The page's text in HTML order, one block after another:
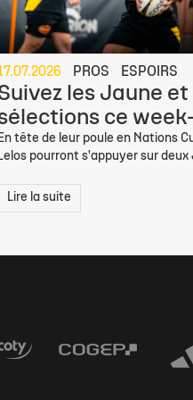
PROS ESPOIRS
les Jaune et
ce
En tête de leur poule en Nations
Lelos pourront s'appuyer sur deux
Lire la suite